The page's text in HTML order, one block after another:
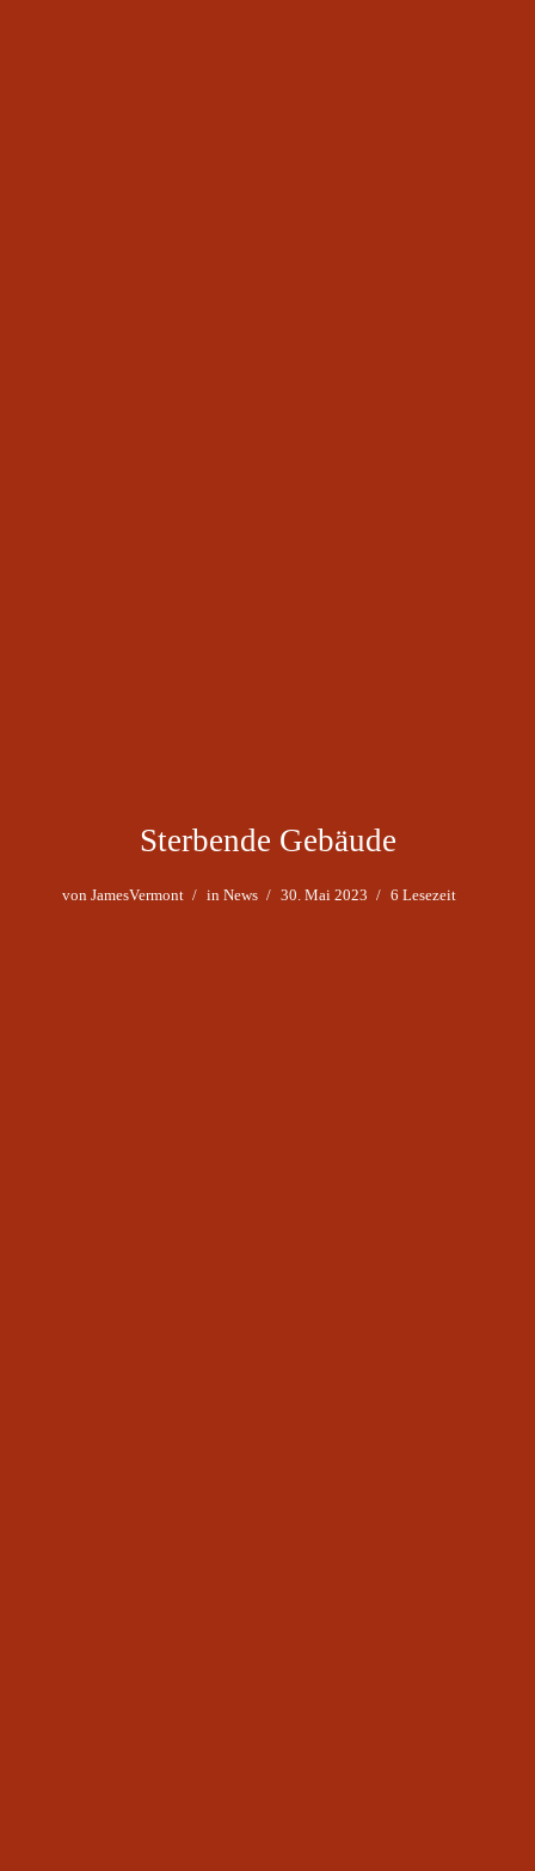
Sterbende Gebäude
von JamesVermont in News 30. Mai 2023 6 Lesezeit